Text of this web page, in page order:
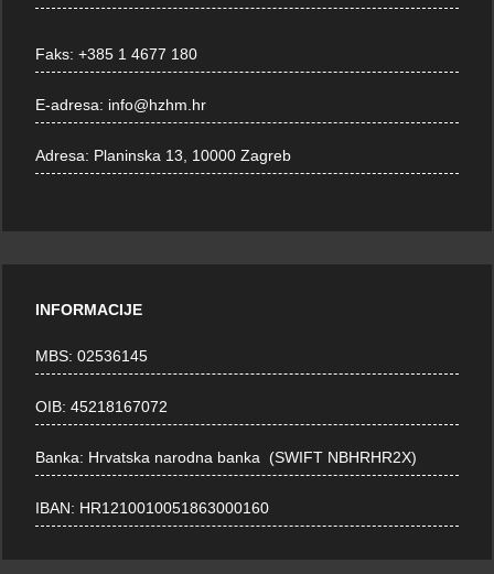
Faks:+385 1 4677 180
E-adresa: info@hzhm.hr
Adresa: Planinska 13, 10000 Zagreb
INFORMACIJE
MBS: 02536145
OIB: 45218167072
Banka: Hrvatska narodna banka (SWIFT NBHRHR2X)
IBAN: HR1210010051863000160